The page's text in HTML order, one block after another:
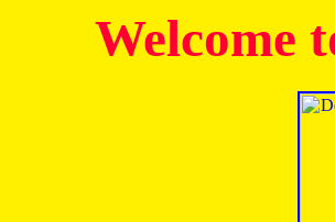
Welcome